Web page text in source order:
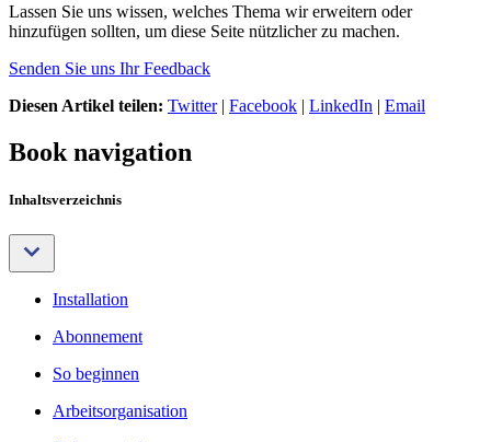
Lassen Sie uns wissen, welches Thema wir erweitern oder
hinzufügen sollten, um diese Seite nützlicher zu machen.
Senden Sie uns Ihr Feedback
Diesen Artikel teilen: Twitter| Facebook | LinkedIn | Email
Book navigation
Inhaltsverzeichnis
Installation
Abonnement
So beginnen
Arbeitsorganisation